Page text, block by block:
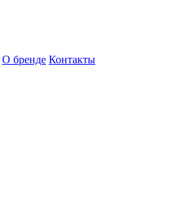
О бренде Контакты